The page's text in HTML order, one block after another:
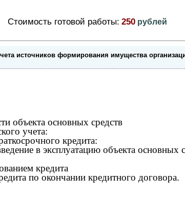
Стоимость готовой работы: 250 рублей
источников формирования имущества
объекта основных средств
учета:
кредита:
в эксплуатацию объекта основных
кредита
по окончании кредитного договора.